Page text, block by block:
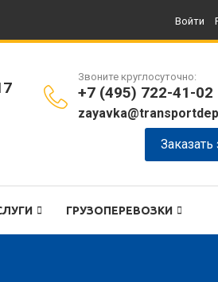
Войти
Звоните круглосуточно:
+7 (495) 722-41-02
ГРУЗОПЕРЕВОЗКИ